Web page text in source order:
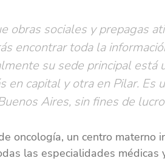
obras sociales y prepagas
encontrar toda la
su sede principal está
en capital y otra en Pilar. Es
Aires, sin fines de
oncología, un centro materno
las especialidades médicas